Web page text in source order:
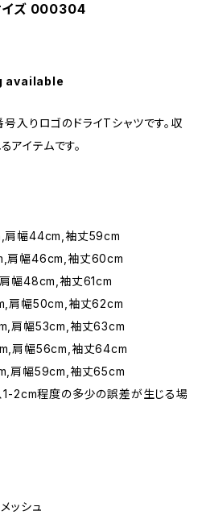
イズ 000304
available
入りロゴのドライTシャツです。収
イテムです。
幅44cm,袖丈59cm
肩幅46cm,袖丈60cm
幅48cm,袖丈61cm
肩幅50cm,袖丈62cm
肩幅53cm,袖丈63cm
肩幅56cm,袖丈64cm
肩幅59cm,袖丈65cm
1-2cm程度の多少の誤差が生じる場
ッシュ